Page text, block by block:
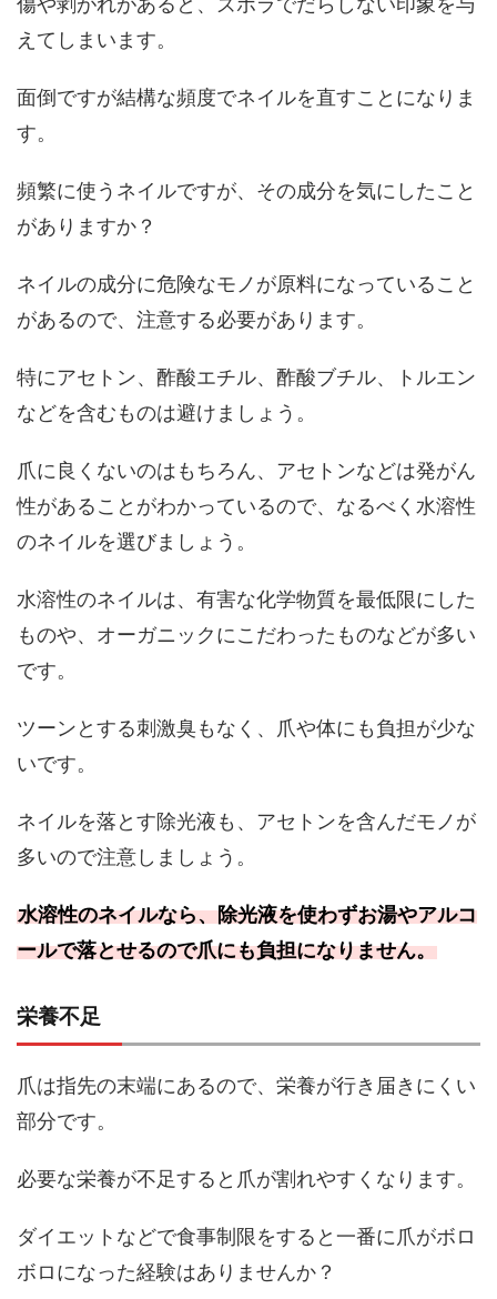
えてしまいます。
面倒ですが結構な頻度でネイルを直すことになりま
す。
頻繁に使うネイルですが、その成分を気にしたこと
がありますか？
ネイルの成分に危険なモノが原料になっていること
があるので、注意する必要があります。
特にアセトン、酢酸エチル、酢酸ブチル、トルエン
などを含むものは避けましょう。
爪に良くないのはもちろん、アセトンなどは発がん
性があることがわかっているので、なるべく水溶性
のネイルを選びましょう。
水溶性のネイルは、有害な化学物質を最低限にした
ものや、オーガニックにこだわったものなどが多い
です。
ツーンとする刺激臭もなく、爪や体にも負担が少な
いです。
ネイルを落とす除光液も、アセトンを含んだモノが
多いので注意しましょう。
水溶性のネイルなら、除光液を使わずお湯やアルコ
ールで落とせるので爪にも負担になりません。
栄養不足
爪は指先の末端にあるので、栄養が行き届きにくい
部分です。
必要な栄養が不足すると爪が割れやすくなります。
ダイエットなどで食事制限をすると一番に爪がボロ
ボロになった経験はありませんか？